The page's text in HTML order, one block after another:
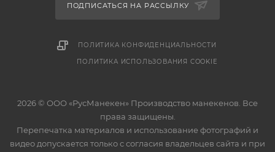
ПОДПИСАТЬСЯ НА РАССЫЛКУ
ПОЛИТИКА КОНФИДЕНЦИАЛЬНОСТИ
ПОЛИТИКА ИСПОЛЬЗОВАНИЯ COOKIE
2026 © ООО «РусМанекен» Производство манекенов. Все
права защищены.
Перепечатка материалов и использование фотографий и
видео допускается только с согласия владельцев сайта и при